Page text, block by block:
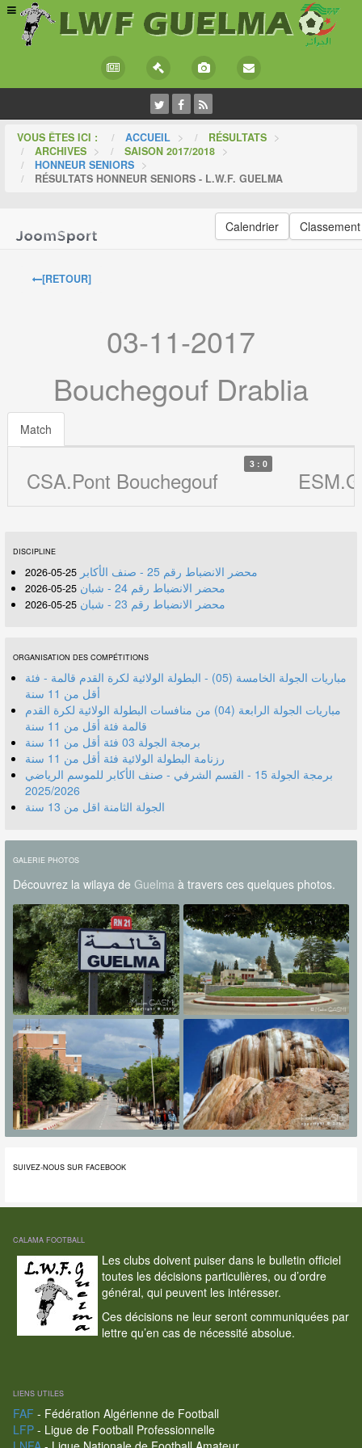
VOUS ÊTES ICI : ACCUEIL > RÉSULTATS >
ARCHIVES > SAISON 2017/2018 >
HONNEUR SENIORS >
RÉSULTATS HONNEUR SENIORS - L.W.F. GUELMA
Calendrier Classement
[RETOUR]
03-11-2017
Bouchegouf Drablia
Match
CSA.Pont Bouchegouf
3 : 0
DISCIPLINE
محضر الانضباط رقم 25 - صنف الأكابر 25-05-2026
محضر الانضباط رقم 24 - شبان 25-05-2026
محضر الانضباط رقم 23 - شبان 25-05-2026
ORGANISATION DES COMPÉTITIONS
مباريات الجولة الخامسة (05) - البطولة الولائية لكرة القدم قالمة - فئة
أقل من 11 سنة
مباريات الجولة الرابعة (04) من منافسات البطولة الولائية لكرة القدم
قالمة فئة أقل من 11 سنة
برمجة الجولة 03 فئة أقل من 11 سنة
رزنامة البطولة الولائية فئة أقل من 11 سنة
برمجة الجولة 15 - القسم الشرفي - صنف الأكابر للموسم الرياضي
2025/2026
الجولة الثامنة اقل من 13 سنة
GALERIE PHOTOS
Découvrez la wilaya de Guelma à travers ces quelques photos.
SUIVEZ-NOUS SUR FACEBOOK
CALAMA FOOTBALL
Les clubs doivent puiser dans le bulletin officiel
toutes les décisions particulières, ou d’ordre
général, qui peuvent les intéresser.
Ces décisions ne leur seront communiquées par
lettre qu’en cas de nécessité absolue.
LIENS UTILES
FAF - Fédération Algérienne de Football
LFP- Ligue de Football Professionnelle